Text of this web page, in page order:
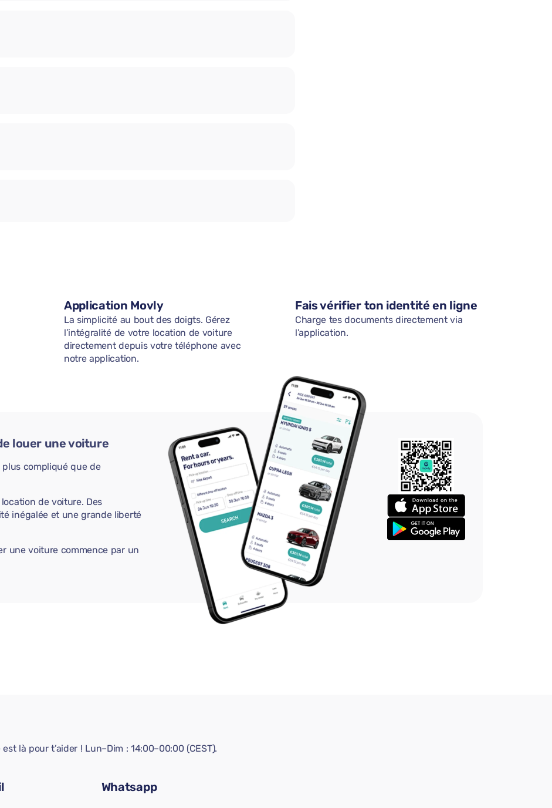
Application Movly
La simplicité au bout des doigts. Gérez
l’intégralité de votre location de voiture
directement depuis votre téléphone avec
notre application.
Fais vérifier ton identité en ligne
Charge tes documents directement via
l’application.
louer une voiture
compliqué que de
de voiture. Des
inégalée et une grande liberté
une voiture commence par un
là pour t’aider ! Lun–Dim : 14:00–00:00 (CEST).
Whatsapp